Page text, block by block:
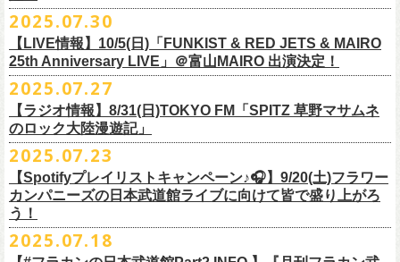
◎「少しだけピュアなチョイナロンT」
価格：¥4,000（税込）
ボディカラー：ホワイト
素材 ： 綿100％
サイズ：S / M / L / XL /XXL
＜製品サイズ＞
S ： 身丈65cm / 身幅49cm / 肩幅42cm / 袖丈 60cm
M ： 身丈69cm / 身幅52cm / 肩幅45cm / 袖丈62cm
L ： 身丈73cm / 身幅55cm / 肩幅48cm / 袖丈63cm
XL ： 身丈77cm / 身幅58cm / 肩幅52cm / 袖丈64cm
XXL：身丈81cm / 身幅63cm / 肩幅56cm / 袖丈65cm
絶対にそうなるだろう。
◎フラワーカンパニーズ「フラカンの日本武道館 Part2 〜超・今が
旬〜」
2025年9月20日(土)＠日本武道館 OPEN 15:30 START 16:30
＜SET LIST＞
SE Eeyo
1 少年卓球
2 ピースフル
3 ただいま実演中
4 ライトを消して走れ
5 アメジスト
■vol.3
ゲスト：根本要（スターダスト☆レビュー）
https://www.youtube.com/watch?v=OMoBtAjSn-w
■vol.4：山里亮太（南海キャンディーズ）
https://youtube.com/live/_ipE-
■vol.5
ゲスト：大槻ケンヂ（筋肉少女帯/特撮/オケミス）
https://www.youtube.com/watch?
■vol.6
・500円玉専用となりますので、ご利用予定の方は500円玉をご用意くだ
さい（ 他の硬貨は使用不可）
・お一人様1回のお並びにつき5回しまでとさせていただきます
11月8日(土) 徳島club GRINDHOUSE 16:30/17:00
11月9日(日) 米子AZTiC laughs 15:30/16:00
11月15日(土) 福井CHOP 16:30/17:00
11月16日(日) 神戸VARIT. 15:30/16:00
11月29日(土) 名古屋E.L.L 16:30/17:00
11月30日(日) 静岡サナッシュ 15:30/16:00
12月6日(土) 宇都宮HEAVEN’S ROCK VJ-2 16:30/17:00
12月7日(日) 水戸LIGHT HOUSE 15:30/16:00
12月13日(土) 盛岡CLUB CHANGE WAVE 16:30/17:00
12月14日(日) 弘前KEEP THE BEAT 15:30/16:00
12月21日(日) 京都磔磔 15:30/16:00
12月22日(月) 京都磔磔 18:30/19:00
2026年
館 Part2 〜超・今が旬〜』を開催するフラワーカンパニーズ、武道館前
最後のワンマンライブとして開催する8月24日(日)「
道館前の一撃〜」＠F.A.D YOKOHAMA（会場チケット完売）の模様がニ
コニコ生放送にて独占生中継されることが決定！
ライブの一部はどなたでも無料で視聴が可能、ニコニコプレミアム会員
に登録するとライブ全編、
武道館公演を１ヶ月後に控えたフラカンの盛り上がり必至の貴重な
ブ、どうぞお見逃しなく！
＊配信詳細
◎フラワーカンパニーズ「横浜ストーリー〜武道館前の一撃〜」＠
今年12月末をもって営業終了となる大分のライブハウスT.O.P.S
BittsHALLにて、フラワーカンパニーズのワンマンライブが決定！
◎「フラワーカンパニーズLIVE〜サンキューBitts〜」
日時：2025年11月24日(月祝) OPEN15:30/START16:00
会場：大分T.O.P.S BittsHALL
チケット料金：前売¥5,200(税込/整理番号付/ドリンク代別)
番組スタート直前スペシャルのvol.0としてスキマスイッチ、
ゲストとしてTHE COLLECTORSの加藤ひさし(vo)と古市コータロー(g)、
第２回目にHump Back、第３回目はスターダスト☆レビューの根本要、
第４回目は南海キャンディーズの山里亮太、第５回目は筋肉少女帯の大
槻ケンヂ、第６回目はBRAHMANのボーカル・TOSHI-LOW、
回目はラッパー・シンガーソングライターのNovel Coreを招きお届けして
きた今番組（全回アーカイブ配信中）。
第８回目となる今回のゲストは、”日本一泣けるコミックバンド”
を招聘！
20年以上にわたる付き合いで、
球にことあるごとに”
開中のフラカンの楽曲全曲レビュー企画「フラカンの音楽目録」でボー
9/2(火)大阪GORILLA HALL OSAKAで開催される｢802 Jungle Attack Vol.6
-フラカン武道館壮行会-｣にフラワーカンパニーズの出演が決定！
壮行会、ありがとうございます！嬉涙
苦しい夜を乗り越えて来た芸人さんがそれぞれの夜を語り〈深夜高速〉
を熱唱するライブ、今年も開催決定！
◎「それぞれの深夜高速」
【日時】2025年8月27日（水）18:40開場 19:00開演
【会場】下北沢・小劇場B1
【出演者】MC：東京03角田 特別審査員：フラワーカンパニーズ鈴木
ゲスト：4名
【料金】￥3,500-（税込・整理番号付き自由席）
【発売日】Livepocket
・7月30日（水）21:00 先行抽選受付開始（～8月12日（火）11:00
迄）・8月16日（土）11:00 一般発売開始
2025.07.30
【LIVE情報】10/5(日)「FUNKIST & RED JETS & MAIRO
25th Anniversary LIVE」＠富山MAIRO 出演決定！
2025.07.27
【ラジオ情報】8/31(日)TOKYO FM「SPITZ 草野マサムネ
のロック大陸漫遊記」
■8月31日(日)21:00〜21:55 TOKYO FM「SPITZ 草野マサムネのロック大
陸漫遊記」
＊鈴木圭介、グレートマエカワ ゲスト出演決定！
※全国38局ネット＞
ください
2025.07.23
【Spotifyプレイリストキャンペーン♪🎧】9/20(土)フラワー
カンパニーズの日本武道館ライブに向けて皆で盛り上がろ
う！
2025.07.18